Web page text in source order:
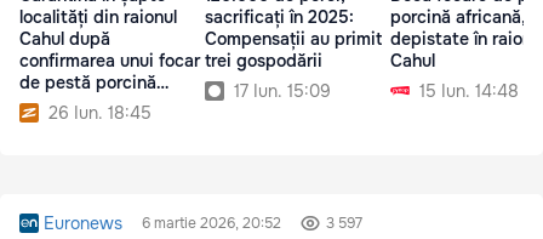
localități din raionul
Cahul după
confirmarea unui focar
de pestă porcină
africană26 Iun. 18:45
sacrificați în 2025:
Compensații au primit
trei gospodării
17 Iun. 15:09
porcină africană,
depistate în
Cahul
15 Iun. 14:48
Euronews 6 martie 2026, 20:52 3 597